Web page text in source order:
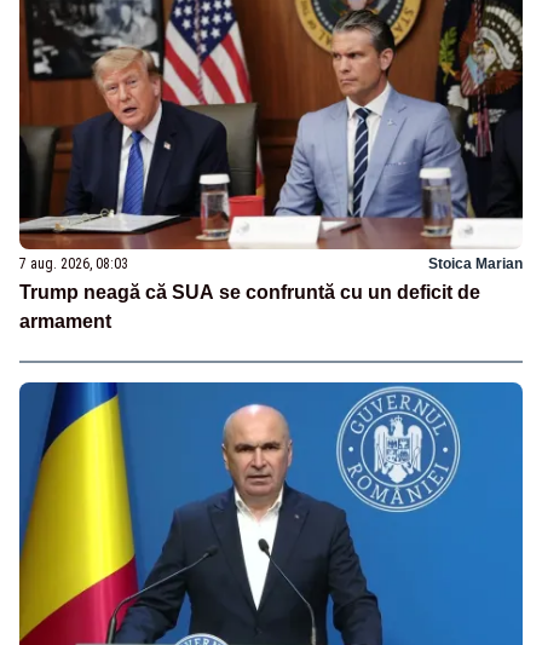
7 aug. 2026, 08:03 Stoica Marian
Trump neagă că SUA se confruntă cu un deficit de
armament